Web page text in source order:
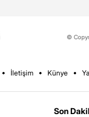
©
İletişim Künye
Son